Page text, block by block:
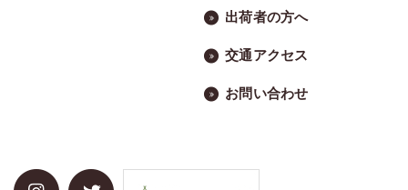
出荷者の方へ
交通アクセス
お問い合わせ